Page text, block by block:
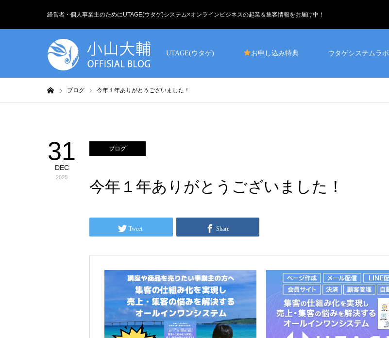
経営者・個人事業主のためにUTAGE(ウタゲ)システム×オンラインビジネスの起業＆集客情報をお届け中！
UTAGE(ウタゲ) お申し込み特典 ウタゲシステムラボ
ブログ 今年１年ありがとうございました！
31
DEC
2020
ブログ
今年１年ありがとうございました！
Tweet Share